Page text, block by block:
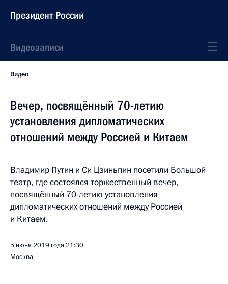
Президент России
Видеозаписи
Видео
Вечер, посвящённый 70-летию
установления дипломатических
отношений между Россией и Китаем
Владимир Путин и Си Цзиньпин посетили Большой
театр, где состоялся торжественный вечер,
посвящённый 70-летию установления
дипломатических отношений между Россией
и Китаем.
5 июня 2019 года21:30
Москва